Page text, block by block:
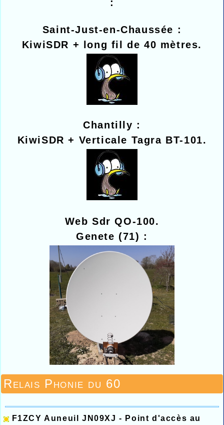
:
Saint-Just-en-Chaussée :
KiwiSDR + long fil de 40 mètres.
Chantilly :
KiwiSDR + Verticale Tagra BT-101.
Web Sdr QO-100.
Genete (71) :
Relais Phonie du 60
F1ZCY Auneuil
JN09XJ - Point d'accès au